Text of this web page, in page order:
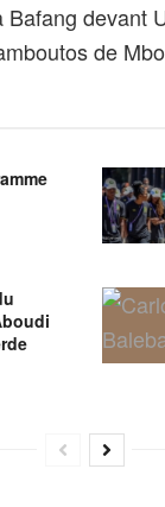
devant
de